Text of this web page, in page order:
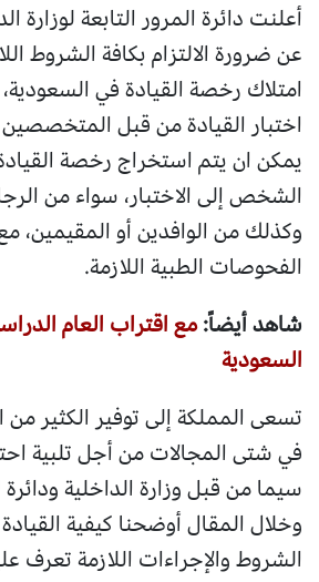
أعلنت دائرة المرور التابعة لوزارة
عن ضرورة الالتزام بكافة الشروط
امتلاك رخصة القيادة في
اختبار القيادة من قبل المتخصصين
يمكن ان يتم استخراج رخصة
الشخص إلى الاختبار، سواء من
وكذلك من الوافدين أو المقيمين،
الفحوصات الطبية اللازمة.
شاهد أيضاً:مع اقتراب العام
السعودية
تسعى المملكة إلى توفير الكثير
في شتى المجالات من أجل تلبية
سيما من قبل وزارة الداخلية ودائرة
وخلال المقال أوضحنا كيفية
الشروط والإجراءات اللازمة تعرف